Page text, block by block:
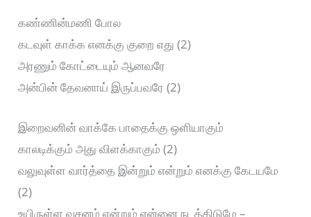
கண்ணின்மணி போல
கடவுள் காக்க எனக்கு குறை எது (2)
அரணும் கோட்டையும் ஆனவரே
அன்பின் தேவனாய் இருப்பவரே (2)
இறைவனின் வாக்கே பாதைக்கு ஒளியாகும்
காலடிக்கும் அது விளக்காகும் (2)
வலுவுள்ள வார்த்தை இன்றும் என்றும் எனக்கு கேடயமே
(2)
உயிருள்ள வசனம் என்றும் என்னை நடத்திடுமே –